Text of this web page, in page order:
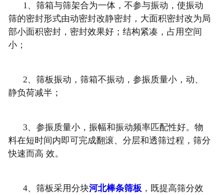
1、 筛箱与筛架合为一体，不参与振动，使振动
筛的密封形式由动密封改静密封， 大面积密封改为局
部小面积密封， 密封效果好；结构紧凑，占用空间
小；
2、 筛板振动，筛箱不振动，参振质量小，动、
静负荷减半；
3、 参振质量小，振幅和振动频率匹配性好。物
料在短时间内即可完成翻滚、分层和透筛过程，筛分
快速而高 效。
4、 筛板采用分块河北棒条筛板 ，既提高筛分效